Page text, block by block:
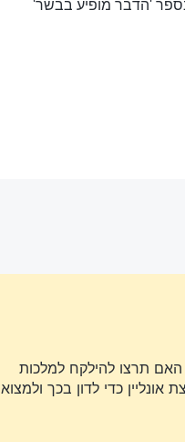
בספר 'הדבר מופיע בבשר'
האם תרצו להילקח למלכות
כדי לדון בכך ולמצוא